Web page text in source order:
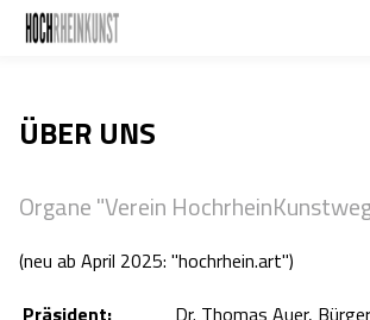
ÜBER UNS
Organe "Verein
(neu ab April 2025: "hochrhein.art")
Präsident:
Dr. Thomas Auer,